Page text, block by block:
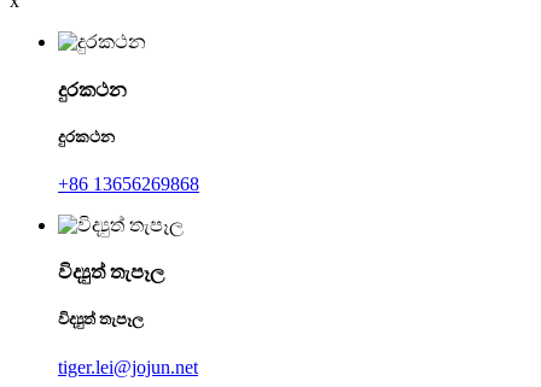
දුරකථන
දුරකථන
+86 13656269868
විද්‍යුත් තැපෑල
විද්‍යුත් තැපෑල
tiger.lei@jojun.net